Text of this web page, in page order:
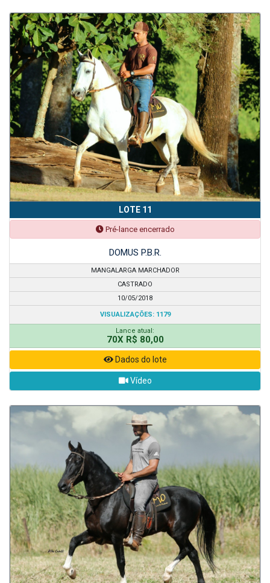
LOTE 11
Pré-lance encerrado
DOMUS P.B.R.
MANGALARGA MARCHADOR
CASTRADO
10/05/2018
VISUALIZAÇÕES: 1179
Lance atual:
70X R$ 80,00
Dados do lote
Vídeo